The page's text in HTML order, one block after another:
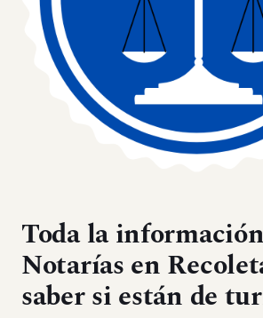
Toda la
Notarías en
saber si están de